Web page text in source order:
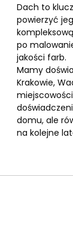
Dach to
powierzyć
po
jakości farb.
Mamy
Krakowie,
domu, ale
na kolejne